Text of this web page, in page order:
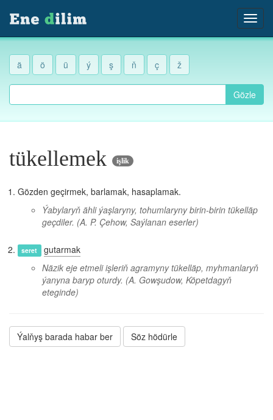
ä ö ü ý ş ň ç ž
Gözle
tükellemek işlik
Gözden geçirmek, barlamak, hasaplamak.
Ýabylaryň ähli ýaşlaryny, tohumlaryny birin-birin tükelläp
geçdiler. (A. P. Çehow, Saýlanan eserler)
seret
gutarmak
Näzik eje etmeli işleriň agramyny tükelläp, myhmanlaryň
ýanyna baryp oturdy. (A. Gowşudow, Köpetdagyň
eteginde)
Ýalňyş barada habar ber Söz hödürle